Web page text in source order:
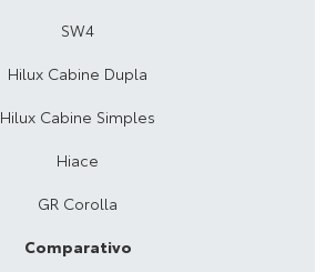
SW4
Hilux Cabine Dupla
Hilux Cabine Simples
Hiace
GR Corolla
Comparativo